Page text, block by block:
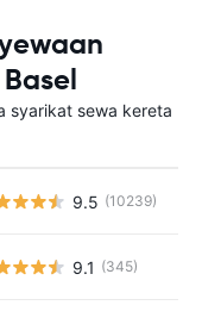
syarikat sewa kereta
9.5 (10239)
9.1 (345)